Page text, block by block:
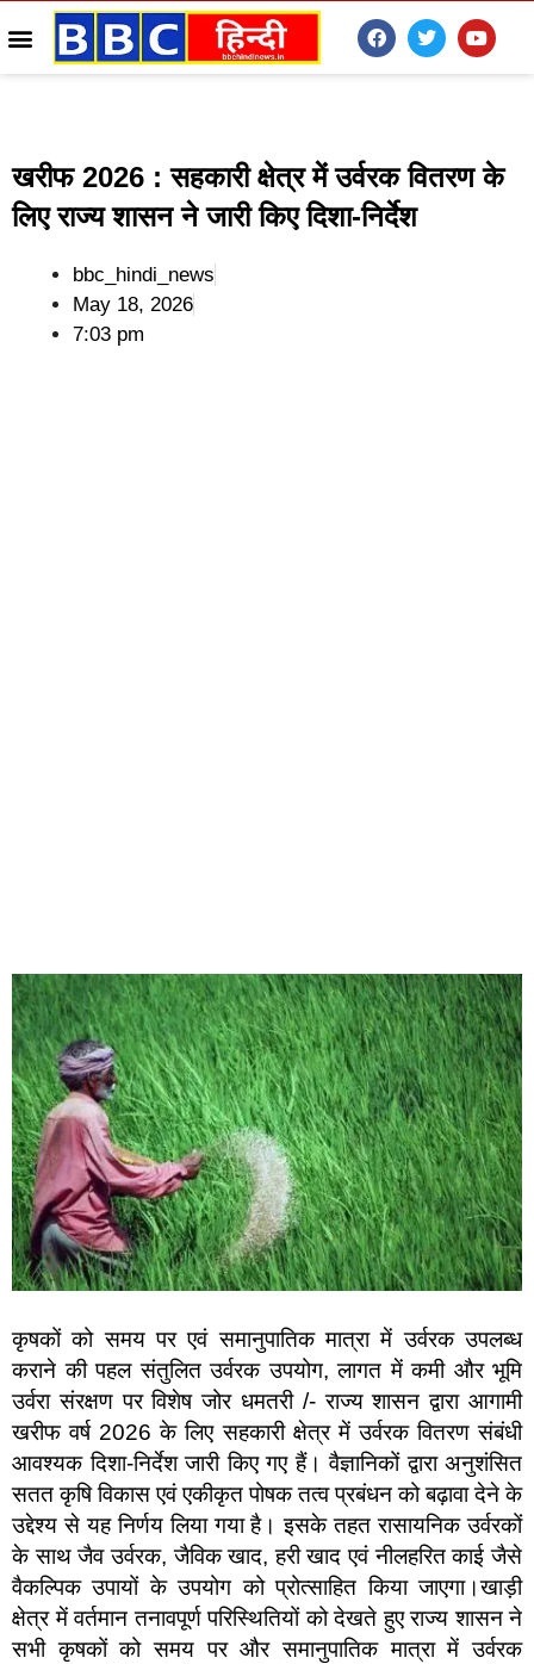
खरीफ 2026 : सहकारी क्षेत्र में उर्वरक वितरण के
लिए राज्य शासन ने जारी किए दिशा-निर्देश
bbc_hindi_news
May 18, 2026
7:03 pm
कृषकों को समय पर एवं समानुपातिक मात्रा में उर्वरक उपलब्ध
कराने की पहल संतुलित उर्वरक उपयोग, लागत में कमी और भूमि
उर्वरा संरक्षण पर विशेष जोर धमतरी /- राज्य शासन द्वारा आगामी
खरीफ वर्ष 2026 के लिए सहकारी क्षेत्र में उर्वरक वितरण संबंधी
आवश्यक दिशा-निर्देश जारी किए गए हैं। वैज्ञानिकों द्वारा अनुशंसित
सतत कृषि विकास एवं एकीकृत पोषक तत्व प्रबंधन को बढ़ावा देने के
उद्देश्य से यह निर्णय लिया गया है। इसके तहत रासायनिक उर्वरकों
के साथ जैव उर्वरक, जैविक खाद, हरी खाद एवं नीलहरित काई जैसे
वैकल्पिक उपायों के उपयोग को प्रोत्साहित किया जाएगा।खाड़ी
क्षेत्र में वर्तमान तनावपूर्ण परिस्थितियों को देखते हुए राज्य शासन ने
सभी कृषकों को समय पर और समानुपातिक मात्रा में उर्वरक